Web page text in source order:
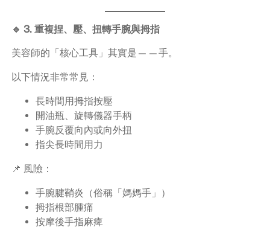
🔹 3. 重複捏、壓、扭轉手腕與拇指
美容師的「核心工具」其實是——手。
以下情況非常常見：
長時間用拇指按壓
開油瓶、旋轉儀器手柄
手腕反覆向內或向外扭
指尖長時間用力
📌 風險：
手腕腱鞘炎（俗稱「媽媽手」）
拇指根部腫痛
按摩後手指麻痺